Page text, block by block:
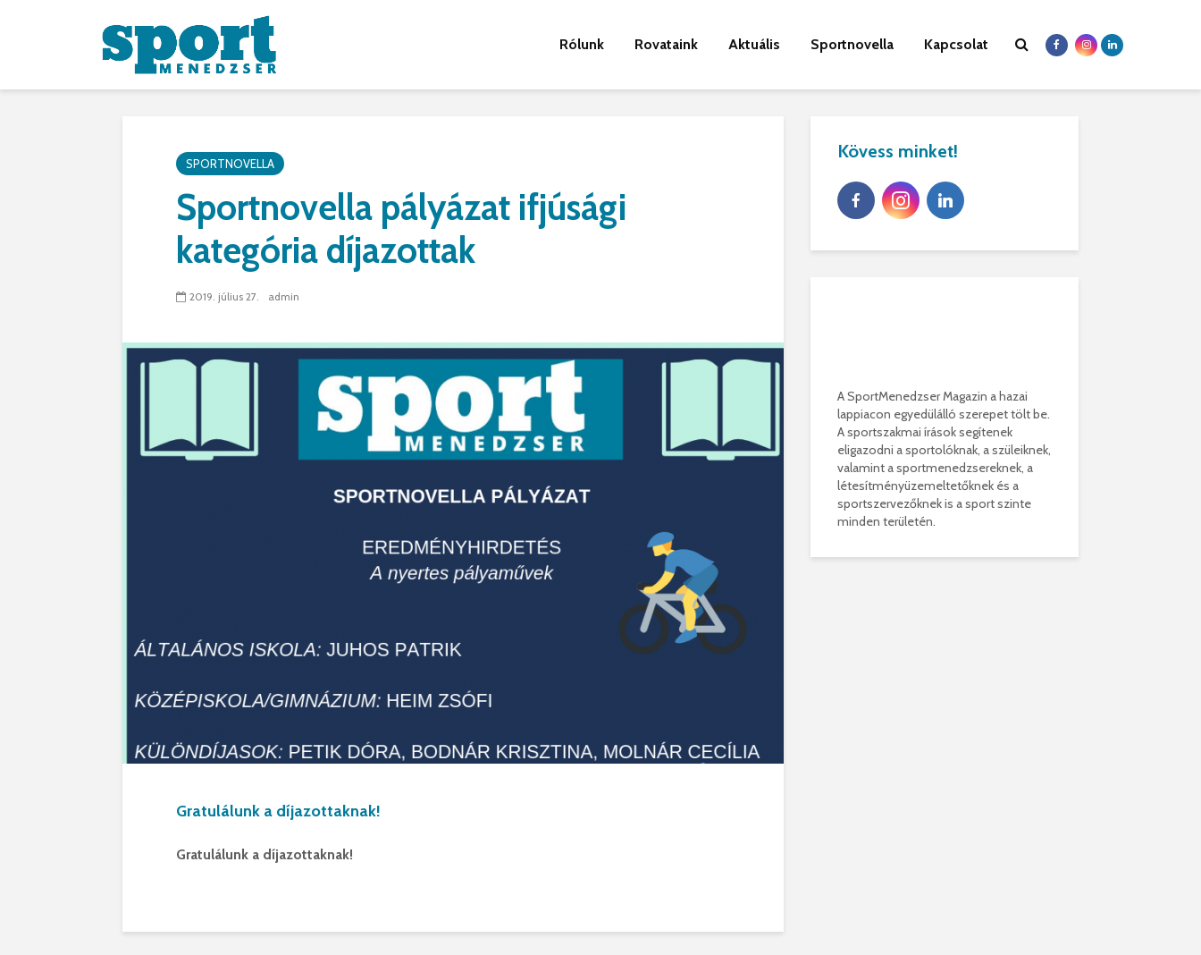
Rólunk Rovataink Aktuális Sportnovella Kapcsolat
SPORTNOVELLA
Sportnovella pályázat ifjúsági
kategória díjazottak
2019. július 27. admin
Gratulálunk a díjazottaknak!
Gratulálunk a díjazottaknak!
Kövess minket!
A SportMenedzser Magazin a hazai
lappiacon egyedülálló szerepet tölt be.
A sportszakmai írások segítenek
eligazodni a sportolóknak, a szüleiknek,
valamint a sportmenedzsereknek, a
létesítményüzemeltetőknek és a
sportszervezőknek is a sport szinte
minden területén.